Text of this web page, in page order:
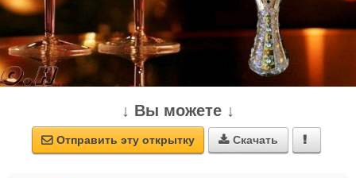
↓ Вы можете ↓
 Отправить эту открытку  Скачать 